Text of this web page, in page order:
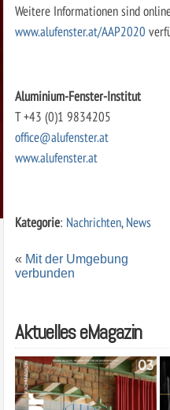
Weitere Informationen sind
www.alufenster.at/AAP2020
Aluminium-Fenster-Institut
T +43 (0)1 9834205
office@alufenster.at
www.alufenster.at
Kategorie: Nachrichten,News
« Mit der Umgebung
verbunden
Aktuelles eMagazin